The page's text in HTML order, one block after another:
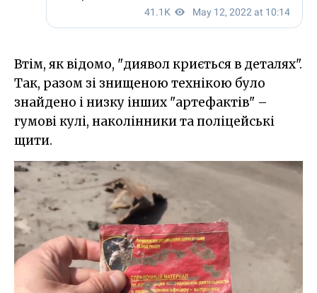
Втім, як відомо, "диявол криється в деталях".
Так, разом зі знищеною технікою було
знайдено і низку інших "артефактів" –
гумові кулі, наколінники та поліцейські
щити.